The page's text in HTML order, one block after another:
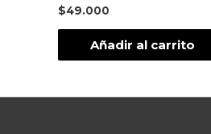
Valorado
en
0
$49.000
Añadir al carrito